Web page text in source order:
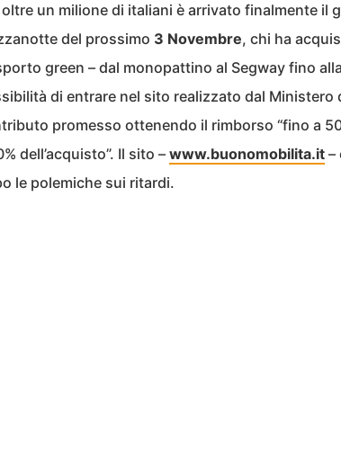
oltre un milione di italiani è arrivato finalmente il
del prossimo 3 Novembre, chi ha
green – dal monopattino al Segway fino
di entrare nel sito realizzato dal Ministero
promesso ottenendo il rimborso “fino a
dell’acquisto”. Il sito – www.buonomobilita.it –
le polemiche sui ritardi.